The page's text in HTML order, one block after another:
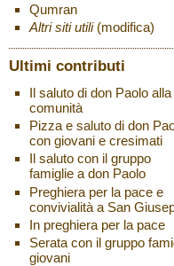
Qumran
Altri siti utili (modifica)
Ultimi contributi
Il saluto di don Paolo alla
comunità
Pizza e saluto di don
con giovani e cresimati
Il saluto con il gruppo
famiglie a don Paolo
Preghiera per la pace e
convivialità a San
In preghiera per la pace
Serata con il gruppo
giovani